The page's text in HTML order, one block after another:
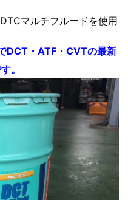
マルチフルードを使用
DCT・ATF・CVTの最新
。